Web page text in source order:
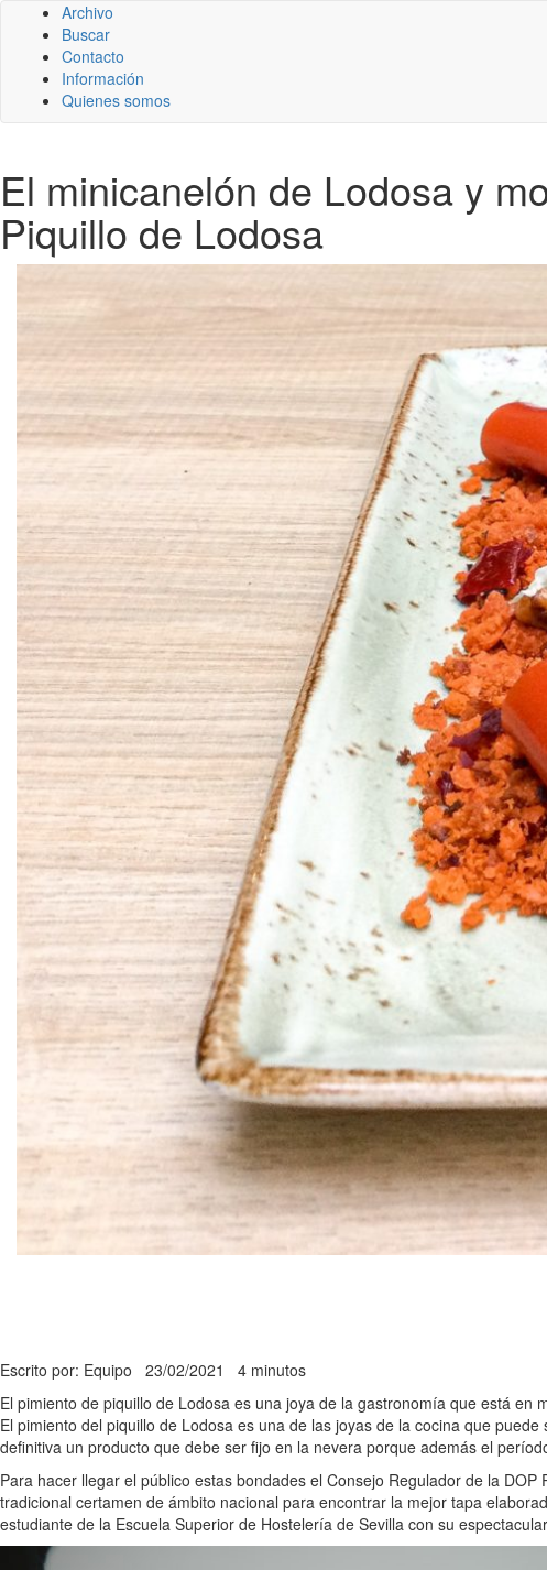
Archivo
Buscar
Contacto
Información
Quienes somos
El minicanelón de Lodosa y
Piquillo de Lodosa
Escrito por: Equipo 23/02/2021 4 minutos
El pimiento de piquillo de Lodosa es una joya de la gastronomía que está en
El pimiento del piquillo de Lodosa es una de las joyas de la cocina que
definitiva un producto que debe ser fijo en la nevera porque además el
Para hacer llegar el público estas bondades el Consejo Regulador de la
tradicional certamen de ámbito nacional para encontrar la mejor tapa
estudiante de la Escuela Superior de Hostelería de Sevilla con su